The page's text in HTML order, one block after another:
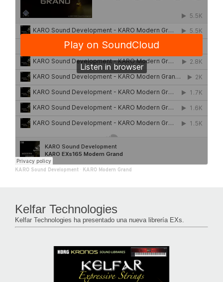
KARO Sound Development · KARO Modern Grand
Kelfar Technologies
Kelfar Technologies ha presentado una nueva librería EXs.